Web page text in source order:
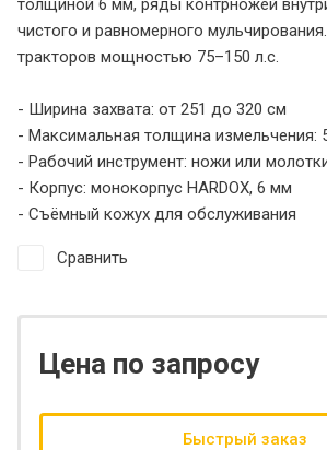
чистого и равномерного
тракторов мощностью 75–150 л.с.
- Ширина захвата: от 251 до 320 см
- Максимальная толщина измельчения:
- Рабочий инструмент: ножи или
- Корпус: монокорпус HARDOX, 6 мм
- Съёмный кожух для обслуживания
Сравнить
Цена по запросу
Быстрый заказ